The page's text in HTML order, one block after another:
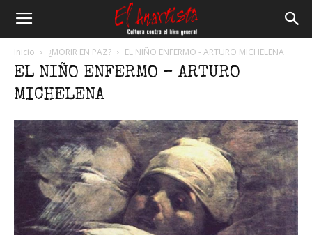
Inicio ¿MORIR EN PAZ? EL NIÑO ENFERMO - ARTURO MICHELENA
EL NIÑO ENFERMO – ARTURO
MICHELENA